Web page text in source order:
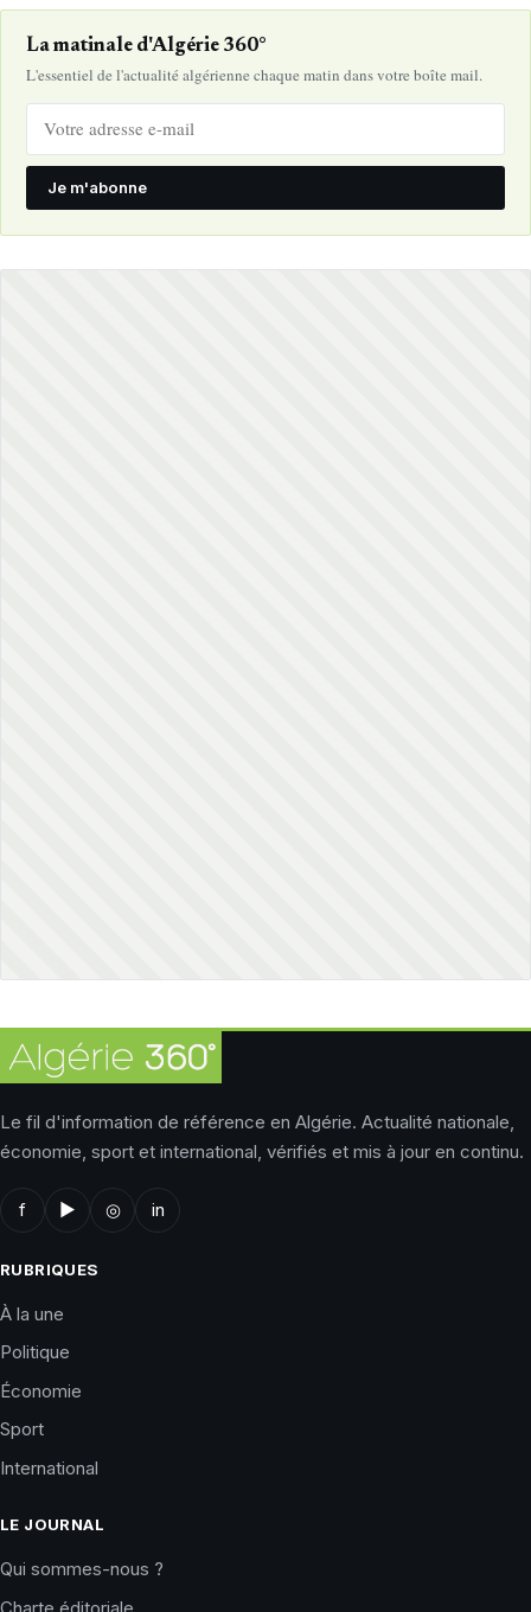
La matinale d'Algérie 360°
L'essentiel de l'actualité algérienne chaque matin dans votre boîte mail.
Je m'abonne
Le fil d'information de référence en Algérie. Actualité nationale,
économie, sport et international, vérifiés et mis à jour en continu.
f ▶ ◎ in
RUBRIQUES
À la une
Politique
Économie
Sport
International
LE JOURNAL
Qui sommes-nous ?
Charte éditoriale